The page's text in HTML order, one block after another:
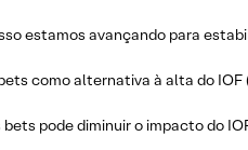
estamos avançando para
como alternativa à alta do IOF
pode diminuir o impacto do